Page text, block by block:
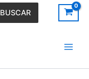
BUSCAR